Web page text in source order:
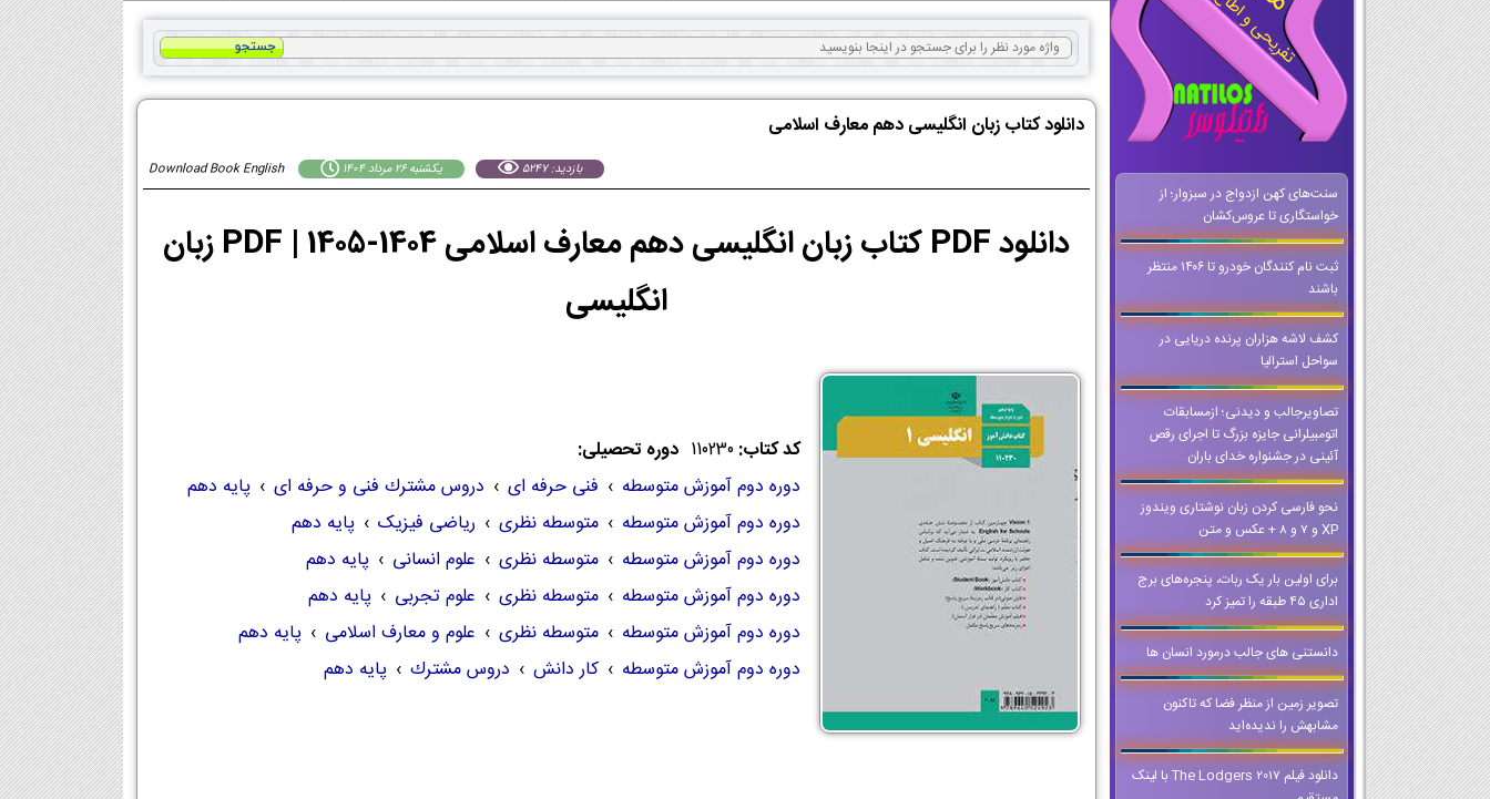
سنت‌های کهن ازدواج در سبزوار؛ از
خواستگاری تا عروس‌کشان
ثبت نام کنندگان خودرو تا ۱۴۰۶ منتظر
باشند
کشف لاشه هزاران پرنده دریایی در
سواحل استرالیا
تصاویرجالب و دیدنی؛ ازمسابقات
اتومبیلرانی جایزه بزرگ تا اجرای رقص
آئینی در جشنواره خدای باران
نحو فارسی کردن زبان نوشتاری ویندوز
XP و 7 و 8 + عکس و متن
برای اولین بار یک ربات، پنجره‌های برج
اداری ۴۵ طبقه را تمیز کرد
دانستنی های جالب درمورد انسان ها
تصویر زمین از منظر فضا که تاکنون
مشابهش را ندیده‌اید
دانلود فیلم The Lodgers 2017 با لینک
دانلود کتاب زبان انگلیسی دهم معارف اسلامی
Download Book English يكشنبه 26 مرداد 1404 بازدید: 5247
دانلود PDF کتاب زبان انگلیسی دهم معارف اسلامی 1404-1405 | PDF زبان
انگلیسی
کد کتاب: 110230 دوره تحصیلی:
دوره دوم آموزش متوسطه › فنی حرفه ای › دروس مشترك فنی و حرفه ای › پایه دهم
دوره دوم آموزش متوسطه › متوسطه نظری › ریاضی فیزیک › پایه دهم
دوره دوم آموزش متوسطه › متوسطه نظری › علوم انسانی › پایه دهم
دوره دوم آموزش متوسطه › متوسطه نظری › علوم تجربی › پایه دهم
دوره دوم آموزش متوسطه › متوسطه نظری › علوم و معارف اسلامی › پایه دهم
دوره دوم آموزش متوسطه › کار دانش › دروس مشترك › پایه دهم